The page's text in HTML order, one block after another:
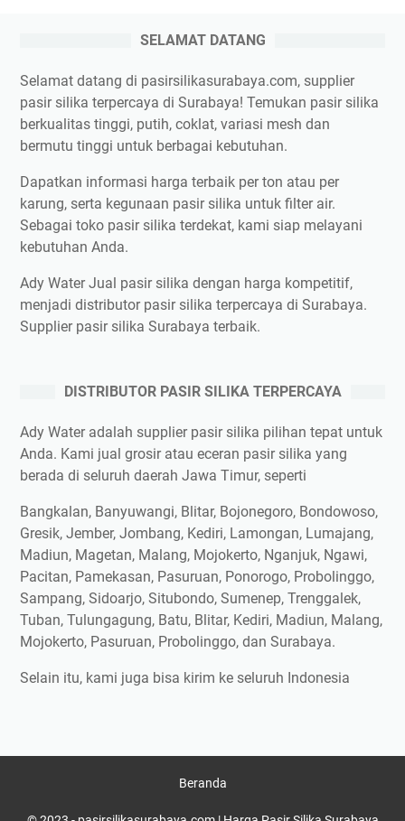
SELAMAT DATANG
Selamat datang di pasirsilikasurabaya.com, supplier
pasir silika terpercaya di Surabaya! Temukan pasir silika
berkualitas tinggi, putih, coklat, variasi mesh dan
bermutu tinggi untuk berbagai kebutuhan.
Dapatkan informasi harga terbaik per ton atau per
karung, serta kegunaan pasir silika untuk filter air.
Sebagai toko pasir silika terdekat, kami siap melayani
kebutuhan Anda.
Ady Water Jual pasir silika dengan harga kompetitif,
menjadi distributor pasir silika terpercaya di Surabaya.
Supplier pasir silika Surabaya terbaik.
DISTRIBUTOR PASIR SILIKA TERPERCAYA
Ady Water adalah supplier pasir silika pilihan tepat untuk
Anda. Kami jual grosir atau eceran pasir silika yang
berada di seluruh daerah Jawa Timur, seperti
Bangkalan, Banyuwangi, Blitar, Bojonegoro, Bondowoso,
Gresik, Jember, Jombang, Kediri, Lamongan, Lumajang,
Madiun, Magetan, Malang, Mojokerto, Nganjuk, Ngawi,
Pacitan, Pamekasan, Pasuruan, Ponorogo, Probolinggo,
Sampang, Sidoarjo, Situbondo, Sumenep, Trenggalek,
Tuban, Tulungagung, Batu, Blitar, Kediri, Madiun, Malang,
Mojokerto, Pasuruan, Probolinggo, dan Surabaya.
Selain itu, kami juga bisa kirim ke seluruh Indonesia
Beranda